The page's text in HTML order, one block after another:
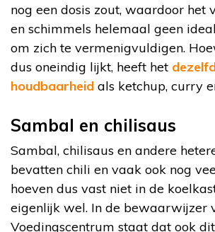
nog een dosis zout, waardoor het
en schimmels helemaal geen
om zich te vermenigvuldigen.
dus oneindig lijkt, heeft het
houdbaarheid als ketchup, curry
Sambal en chilisaus
Sambal, chilisaus en andere
bevatten chili en vaak ook nog
hoeven dus vast niet in de
eigenlijk wel. In de bewaarwijzer
Voedingscentrum staat dat ook